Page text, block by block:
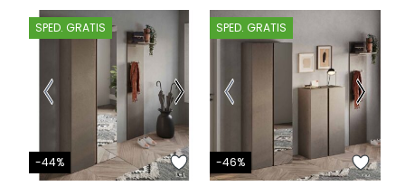
SPED. GRATIS
-44%
SPED. GRATIS
-46%